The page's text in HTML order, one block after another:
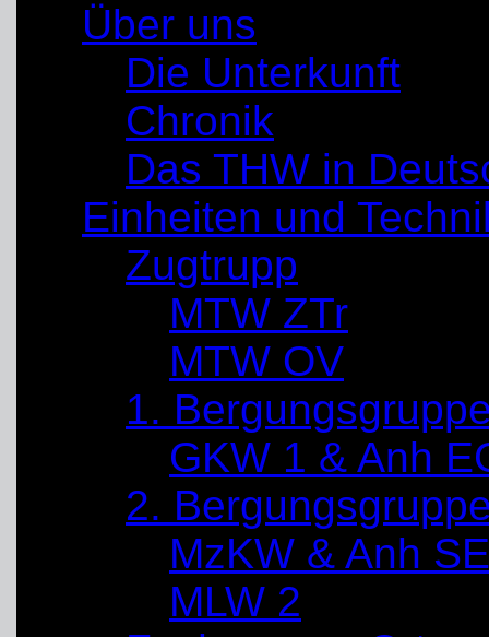
Über uns
Die Unterkunft
Chronik
Das THW in
Einheiten und
Zugtrupp
MTW ZTr
MTW OV
1.
GKW 1 & Anh
2.
MzKW & Anh
MLW 2